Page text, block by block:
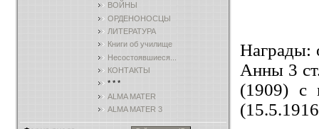
ВОЙНЫ
ОРДЕНОНОСЦЫ
ЛИТЕРАТУРА
Книги об училище
Несостоявшиеся...
КОНТАКТЫ
* * *
ALMA MATER
ALMA MATER 3
Награды:
Анны 3
(1909) с